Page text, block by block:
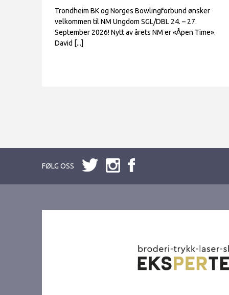
Trondheim BK og Norges Bowlingforbund ønsker
velkommen til NM Ungdom SGL/DBL 24. – 27.
September 2026! Nytt av årets NM er «Åpen Time».
David [...]
FØLG OSS